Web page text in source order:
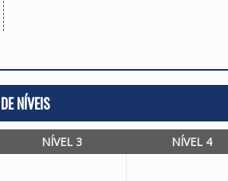
NÍVEIS
NÍVEL 3 NÍVEL 4